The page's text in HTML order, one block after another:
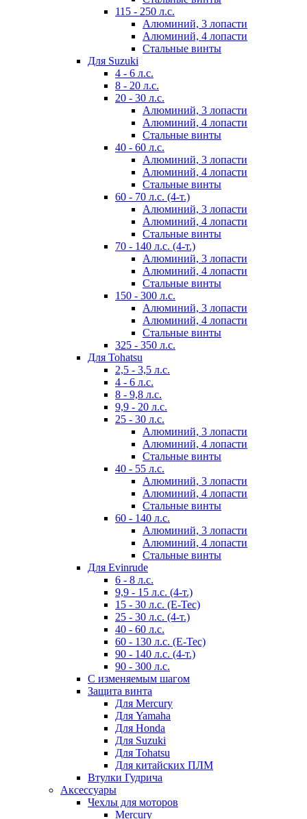
115 - 250 л.с.
Алюминий, 3 лопасти
Алюминий, 4 лопасти
Стальные винты
Для Suzuki
4 - 6 л.с.
8 - 20 л.с.
20 - 30 л.с.
Алюминий, 3 лопасти
Алюминий, 4 лопасти
Стальные винты
40 - 60 л.с.
Алюминий, 3 лопасти
Алюминий, 4 лопасти
Стальные винты
60 - 70 л.с. (4-т.)
Алюминий, 3 лопасти
Алюминий, 4 лопасти
Стальные винты
70 - 140 л.с. (4-т.)
Алюминий, 3 лопасти
Алюминий, 4 лопасти
Стальные винты
150 - 300 л.с.
Алюминий, 3 лопасти
Алюминий, 4 лопасти
Стальные винты
325 - 350 л.с.
Для Tohatsu
2,5 - 3,5 л.с.
4 - 6 л.с.
8 - 9,8 л.с.
9,9 - 20 л.с.
25 - 30 л.с.
Алюминий, 3 лопасти
Алюминий, 4 лопасти
Стальные винты
40 - 55 л.с.
Алюминий, 3 лопасти
Алюминий, 4 лопасти
Стальные винты
60 - 140 л.с.
Алюминий, 3 лопасти
Алюминий, 4 лопасти
Стальные винты
Для Evinrude
6 - 8 л.с.
9,9 - 15 л.с. (4-т.)
15 - 30 л.с. (E-Tec)
25 - 30 л.с. (4-т.)
40 - 60 л.с.
60 - 130 л.с. (E-Tec)
90 - 140 л.с. (4-т.)
90 - 300 л.с.
С изменяемым шагом
Защита винта
Для Mercury
Для Yamaha
Для Honda
Для Suzuki
Для Tohatsu
Для китайских ПЛМ
Втулки Гудрича
Аксессуары
Чехлы для моторов
Mercury